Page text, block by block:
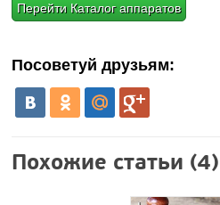
Перейти Каталог аппаратов
Посоветуй друзьям:
Похожие статьи (4)